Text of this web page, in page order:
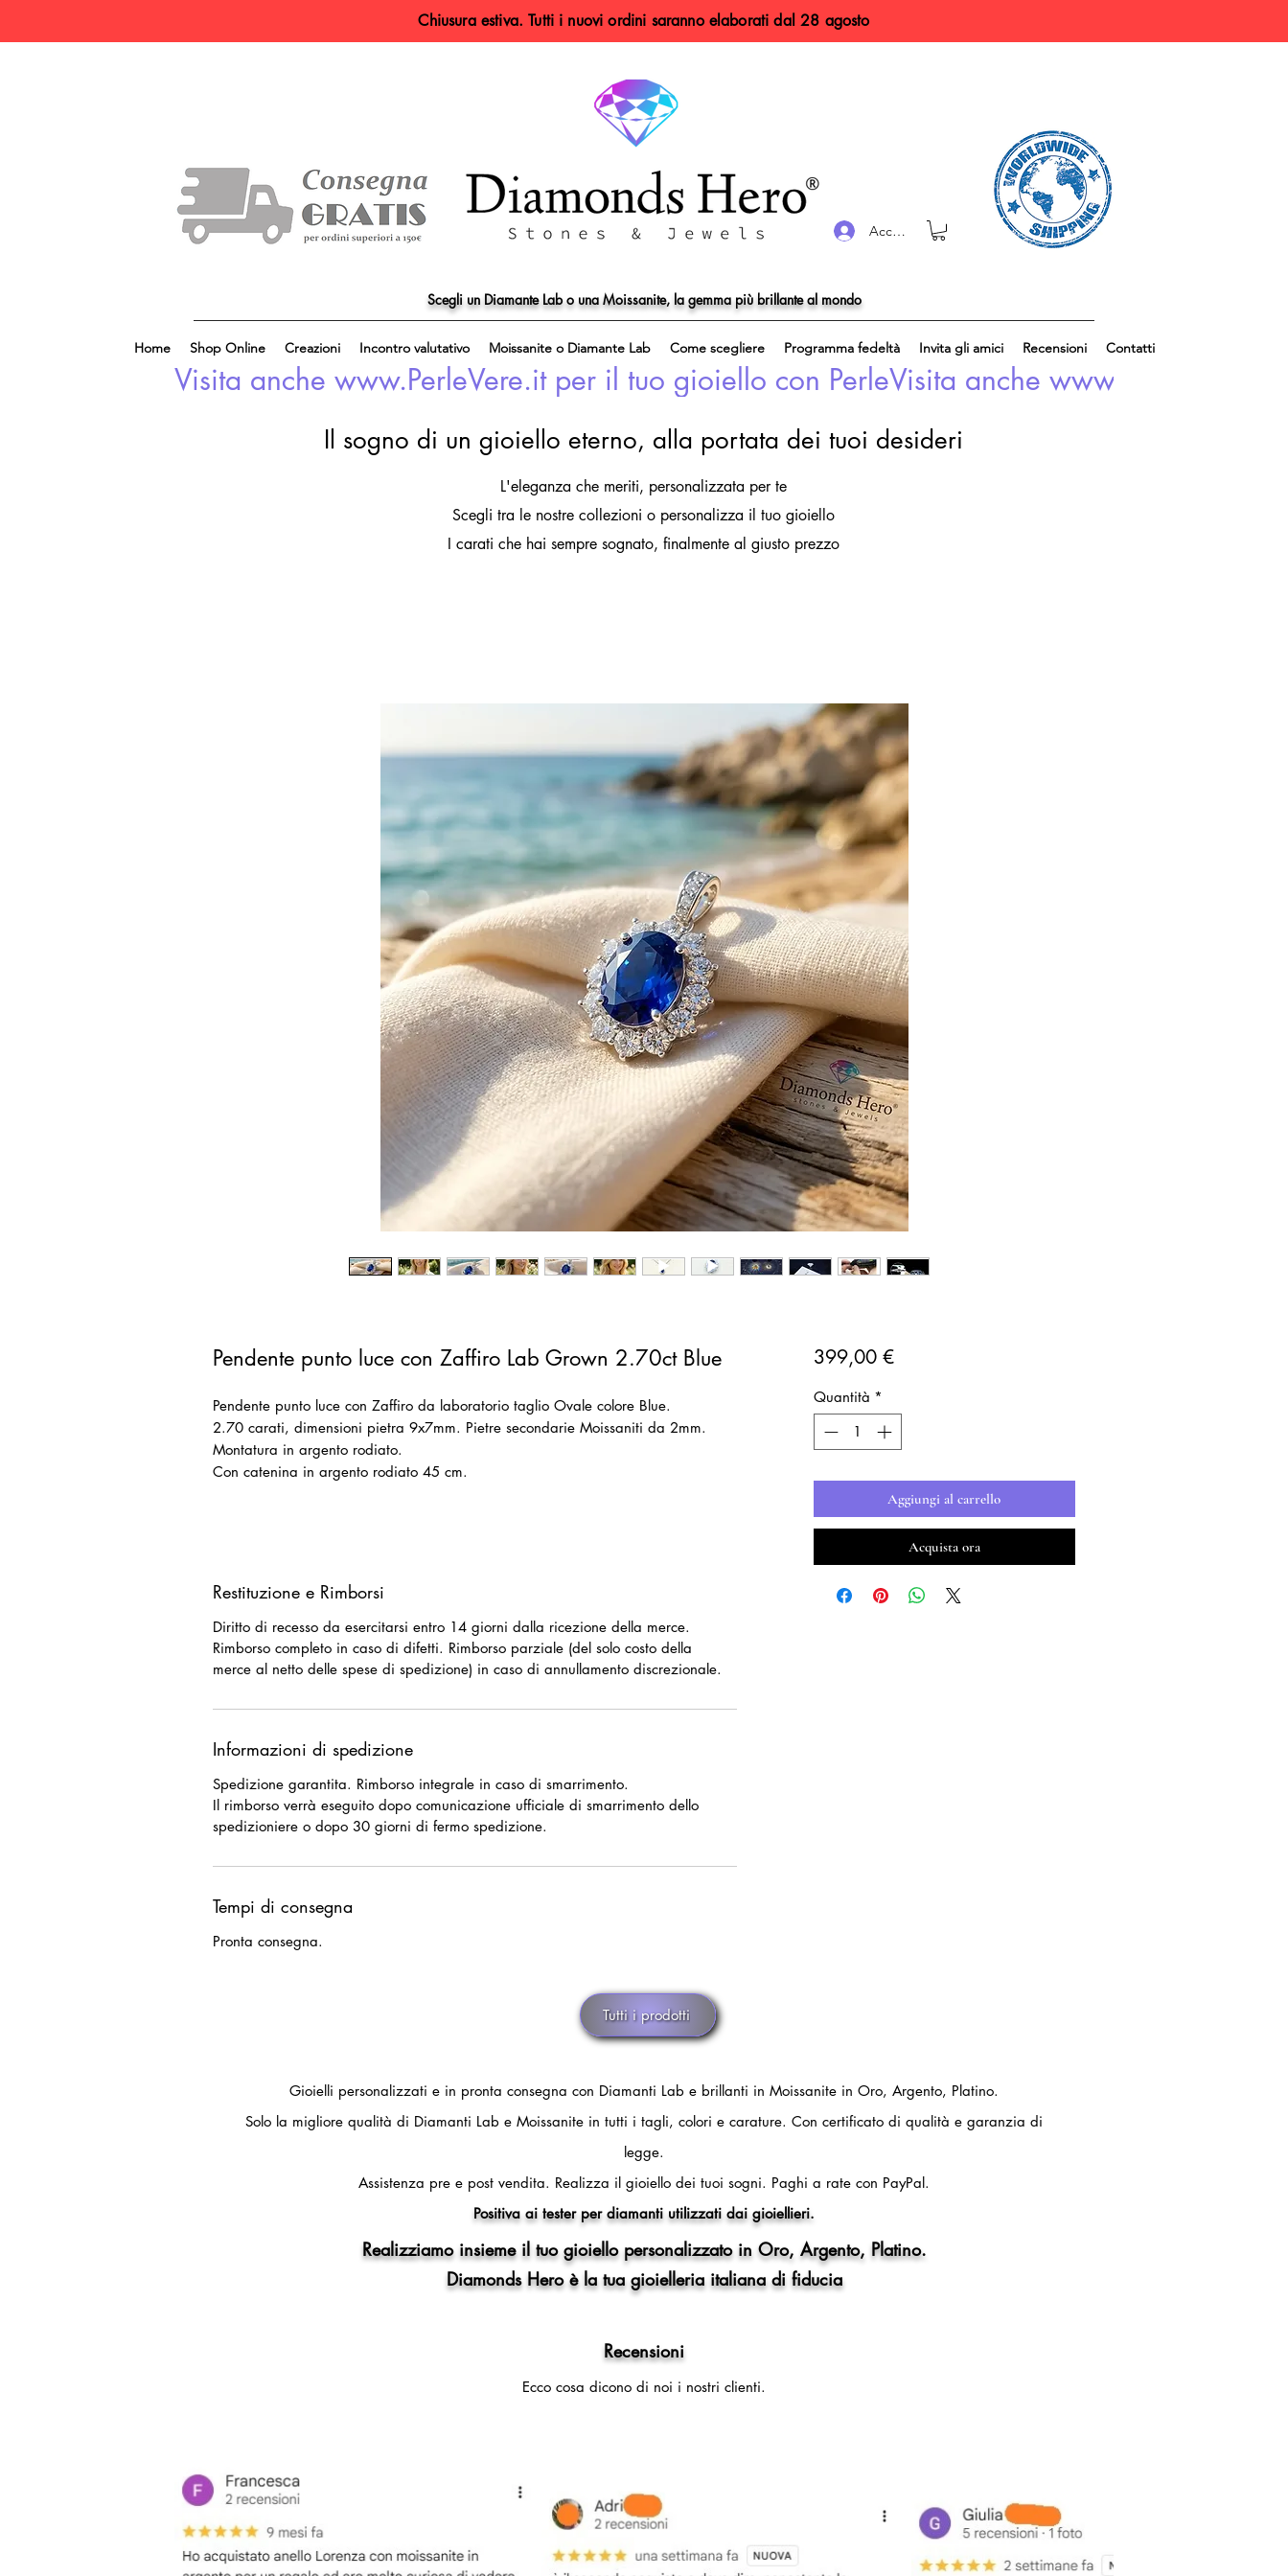
Chiusura estiva. Tutti i nuovi ordini saranno elaborati dal 28 agosto
Accedi
Scegli un Diamante Lab o una Moissanite, la gemma più brillante al mondo
Home Shop Online Creazioni Incontro valutativo Moissanite o Diamante Lab Come scegliere Programma fedeltà Invita gli amici Recensioni Contatti
Visita anche www.PerleVere.it per il tuo gioiello con Perle
Il sogno di un gioiello eterno, alla portata dei tuoi desideri
L'eleganza che meriti, personalizzata per te
Scegli tra le nostre collezioni o personalizza il tuo gioiello
I carati che hai sempre sognato, finalmente al giusto prezzo
Pendente punto luce con Zaffiro Lab Grown 2.70ct Blue
Pendente punto luce con Zaffiro da laboratorio taglio Ovale colore Blue.
2.70 carati, dimensioni pietra 9x7mm. Pietre secondarie Moissaniti da 2mm.
Montatura in argento rodiato.
Con catenina in argento rodiato 45 cm.
Restituzione e Rimborsi
Diritto di recesso da esercitarsi entro 14 giorni dalla ricezione della merce.
Rimborso completo in caso di difetti. Rimborso parziale (del solo costo della
merce al netto delle spese di spedizione) in caso di annullamento discrezionale.
Informazioni di spedizione
Spedizione garantita. Rimborso integrale in caso di smarrimento.
Il rimborso verrà eseguito dopo comunicazione ufficiale di smarrimento dello
spedizioniere o dopo 30 giorni di fermo spedizione.
Tempi di consegna
Pronta consegna.
399,00 €Prezzo
Quantità *
Aggiungi al carrello
Acquista ora
Tutti i prodotti
Gioielli personalizzati e in pronta consegna con Diamanti Lab e brillanti in Moissanite in Oro, Argento, Platino.
Solo la migliore qualità di Diamanti Lab e Moissanite in tutti i tagli, colori e carature. Con certificato di qualità e garanzia di
legge.
Assistenza pre e post vendita. Realizza il gioiello dei tuoi sogni. Paghi a rate con PayPal.
Positiva ai tester per diamanti utilizzati dai gioiellieri.
Realizziamo insieme il tuo gioiello personalizzato in Oro, Argento, Platino.
Diamonds Hero è la tua gioielleria italiana di fiducia
Recensioni
Ecco cosa dicono di noi i nostri clienti.